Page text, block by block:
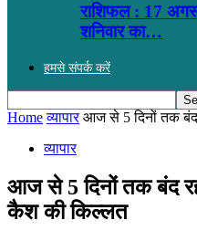
राशिफल : 17
शनिवार का…
हमसे संपर्क करें
Home व्यापार आज से 5 दिनों तक
व्यापार
आज से 5 दिनों तक बंद
कैश की किल्लत